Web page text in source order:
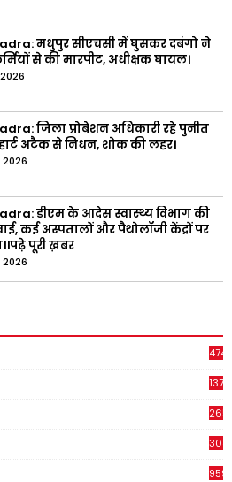
मधुपुर सीएचसी में घुसकर दबंगो ने
से की मारपीट, अधीक्षक घायल।
जिला प्रोबेशन अधिकारी रहे पुनीत
अटैक से निधन, शोक की लहर।
2026
डीएम के आदेस स्वास्थ्य विभाग की
कई अस्पतालों और पैथोलॉजी केंद्रों पर
पूरी ख़बर
2026
4747
1375
2651
308
959